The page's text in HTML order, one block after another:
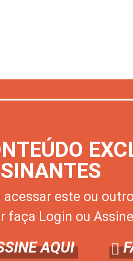
acessar este ou
faça Login ou
AQUI